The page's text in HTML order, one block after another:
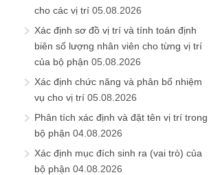
cho các vị trí 05.08.2026
Xác định sơ đồ vị trí và tính toán định
biên số lượng nhân viên cho từng vị trí
của bộ phận 05.08.2026
Xác định chức năng và phân bổ nhiệm
vụ cho vị trí 05.08.2026
Phân tích xác định và đặt tên vị trí trong
bộ phận 04.08.2026
Xác định mục đích sinh ra (vai trò) của
bộ phận 04.08.2026